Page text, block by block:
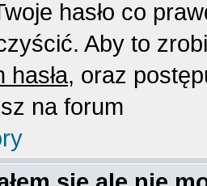
hasło co
Aby to
hasła, oraz
na forum